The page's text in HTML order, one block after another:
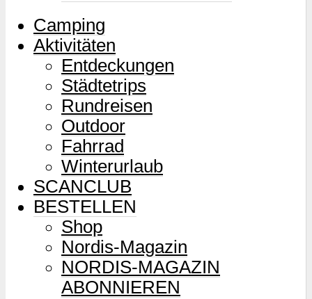
Camping
Aktivitäten
Entdeckungen
Städtetrips
Rundreisen
Outdoor
Fahrrad
Winterurlaub
SCANCLUB
BESTELLEN
Shop
Nordis-Magazin
NORDIS-MAGAZIN
ABONNIEREN